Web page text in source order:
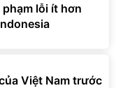
lỗi ít hơn
Việt Nam trước